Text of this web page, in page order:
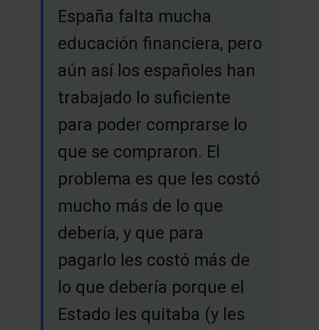
España falta mucha
educación financiera, pero
aún así los españoles han
trabajado lo suficiente
para poder comprarse lo
que se compraron. El
problema es que les costó
mucho más de lo que
debería, y que para
pagarlo les costó más de
lo que debería porque el
Estado les quitaba (y les